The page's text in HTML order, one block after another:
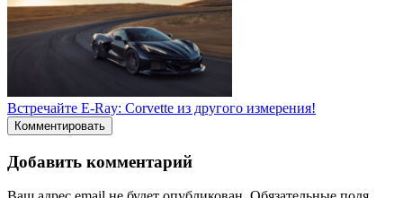
Встречайте E-Ray: Corvette из другого измерения!
Комментировать
Добавить комментарий